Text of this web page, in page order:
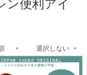
ン便利アイ